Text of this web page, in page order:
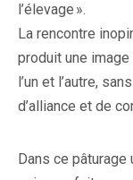
l’élevage ».
La rencontre
produit une
l’un et l’autre,
d’alliance et de
Dans ce pâturage